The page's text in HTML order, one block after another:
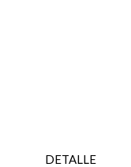
DETALLE